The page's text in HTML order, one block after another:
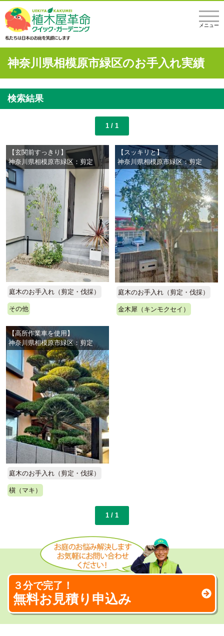
メニュー
神奈川県相模原市緑区のお手入れ実績
検索結果
1 / 1
【玄関前すっきり】
神奈川県相模原市緑区：剪定
庭木のお手入れ（剪定・伐採）
その他
【スッキリと】
神奈川県相模原市緑区：剪定
庭木のお手入れ（剪定・伐採）
金木犀（キンモクセイ）
【高所作業車を使用】
神奈川県相模原市緑区：剪定
庭木のお手入れ（剪定・伐採）
槇（マキ）
1 / 1
３分で完了！
無料お見積り申込み